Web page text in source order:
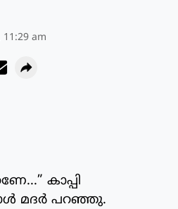
11:29 am
കാപ്പി
മദർ പറഞ്ഞു.